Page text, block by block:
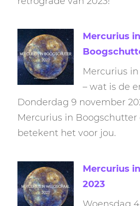
Mercurius in
Mercurius
– wat is de
Donderdag 9 november
Mercurius in Boogschutter
betekent het voor jou.
Mercurius
2023
Woensdag